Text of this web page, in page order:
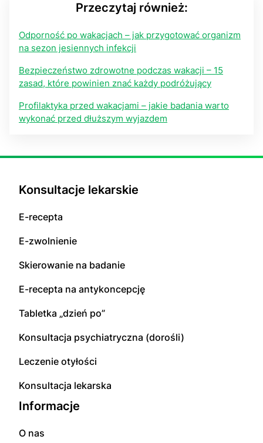
Przeczytaj również:
Odporność po wakacjach – jak przygotować organizm
na sezon jesiennych infekcji
Bezpieczeństwo zdrowotne podczas wakacji – 15
zasad, które powinien znać każdy podróżujący
Profilaktyka przed wakacjami – jakie badania warto
wykonać przed dłuższym wyjazdem
Konsultacje lekarskie
E-recepta
E-zwolnienie
Skierowanie na badanie
E-recepta na antykoncepcję
Tabletka „dzień po”
Konsultacja psychiatryczna (dorośli)
Leczenie otyłości
Konsultacja lekarska
Informacje
O nas